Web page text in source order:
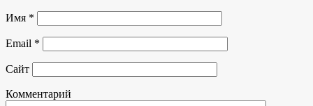
Имя *
Email *
Сайт
Комментарий